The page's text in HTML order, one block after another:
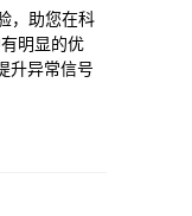
，助您在科
明显的优
升异常信号